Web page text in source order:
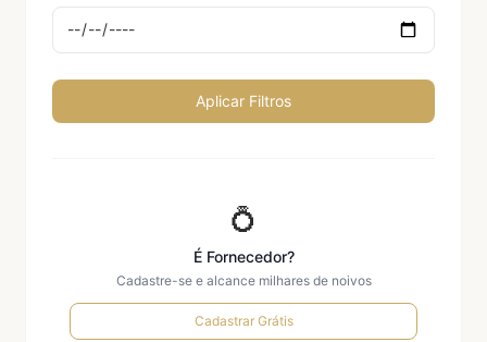
Aplicar Filtros
💍
É Fornecedor?
Cadastre-se e alcance milhares de noivos
Cadastrar Grátis